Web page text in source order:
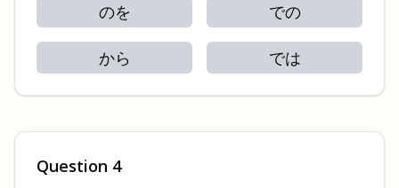
のを での
から では
Question 4